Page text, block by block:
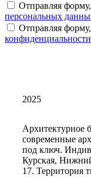
Отправляя
персональных
Отправляя
конфиденциальности
2025
Архитектурное
современные
под ключ.
Курская,
17. Территория